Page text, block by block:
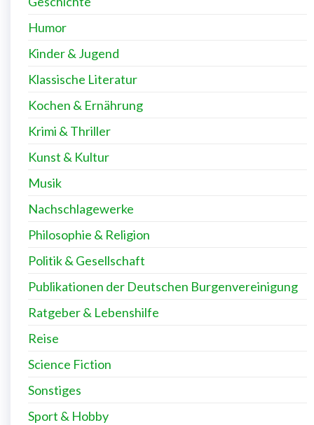
Humor
Kinder & Jugend
Klassische Literatur
Kochen & Ernährung
Krimi & Thriller
Kunst & Kultur
Musik
Nachschlagewerke
Philosophie & Religion
Politik & Gesellschaft
Publikationen der Deutschen Burgenvereinigung
Ratgeber & Lebenshilfe
Reise
Science Fiction
Sonstiges
Sport & Hobby